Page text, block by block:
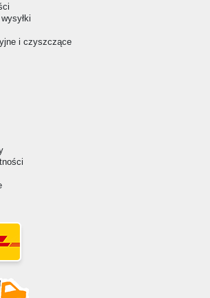
i czyszczące